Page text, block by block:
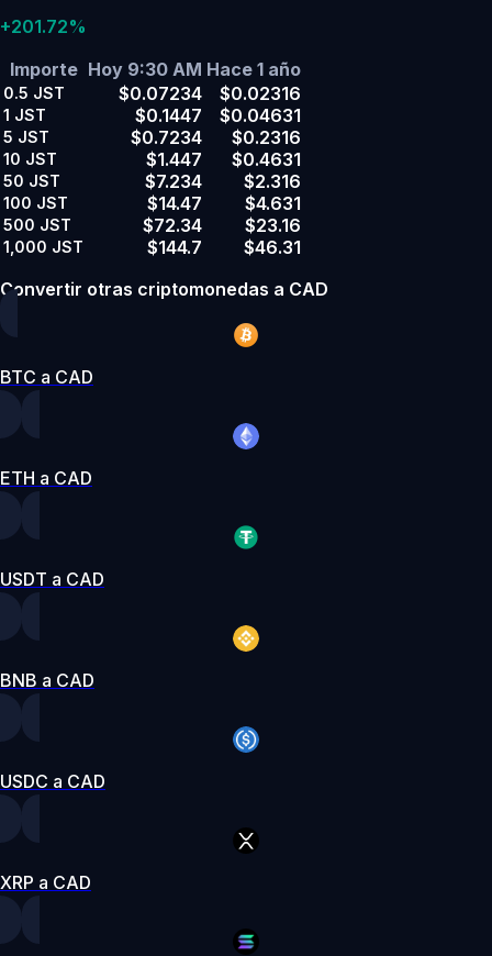
+201.72%
Importe Hoy 9:30 AM Hace 1 año
0.5 JST $0.07234 $0.02316
1 JST $0.1447 $0.04631
5 JST $0.7234 $0.2316
10 JST $1.447 $0.4631
50 JST $7.234 $2.316
100 JST $14.47 $4.631
500 JST $72.34 $23.16
1,000 JST $144.7
$46.31
Convertir otras criptomonedas a CAD
BTC a CAD
ETH a CAD
USDT a CAD
BNB a CAD
USDC a CAD
XRP a CAD